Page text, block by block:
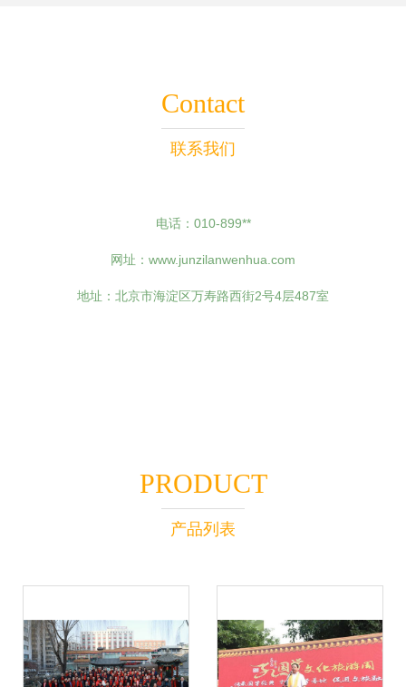
Contact
联系我们
电话：010-899**
网址： www.junzilanwenhua.com
地址：北京市海淀区万寿路西街2号4层487室
PRODUCT
产品列表